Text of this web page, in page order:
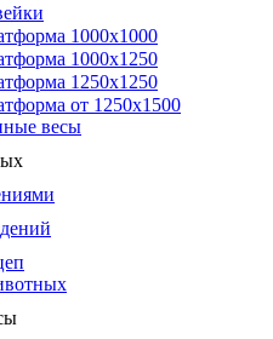
1000х1000
1000х1250
1250х1250
от 1250х1500
весы